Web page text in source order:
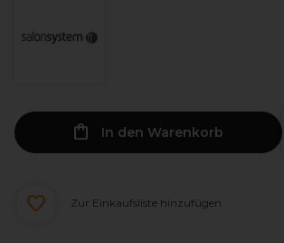
In den Warenkorb
Zur Einkaufsliste hinzufügen